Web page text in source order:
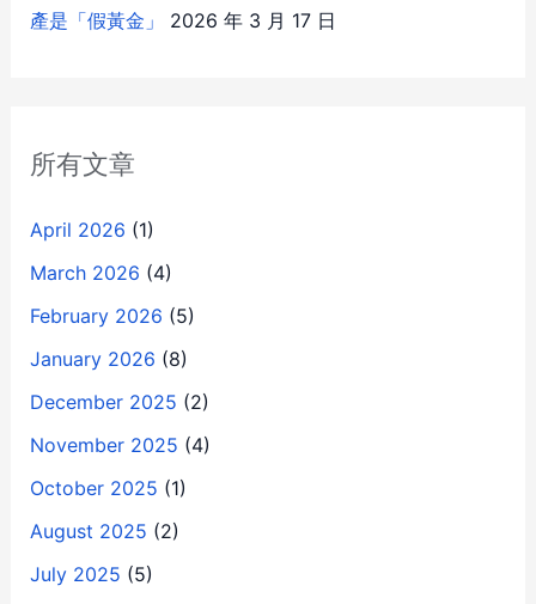
產是「假黃金」
2026 年 3 月 17 日
所有文章
April 2026 (1)
March 2026 (4)
February 2026 (5)
January 2026 (8)
December 2025 (2)
November 2025 (4)
October 2025 (1)
August 2025 (2)
July 2025 (5)